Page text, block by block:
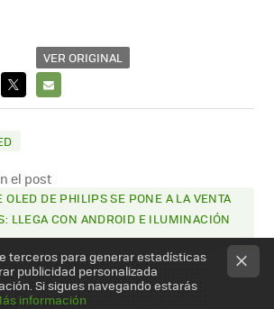
VER ORIGINAL
X
E-
el post
OLED DE PHILIPS SE PONE A LA VENTA
LLEGA CON ANDROID E ILUMINACIÓN
terceros para generar estadísticas
publicidad personalizada
Si sigues navegando estarás
información